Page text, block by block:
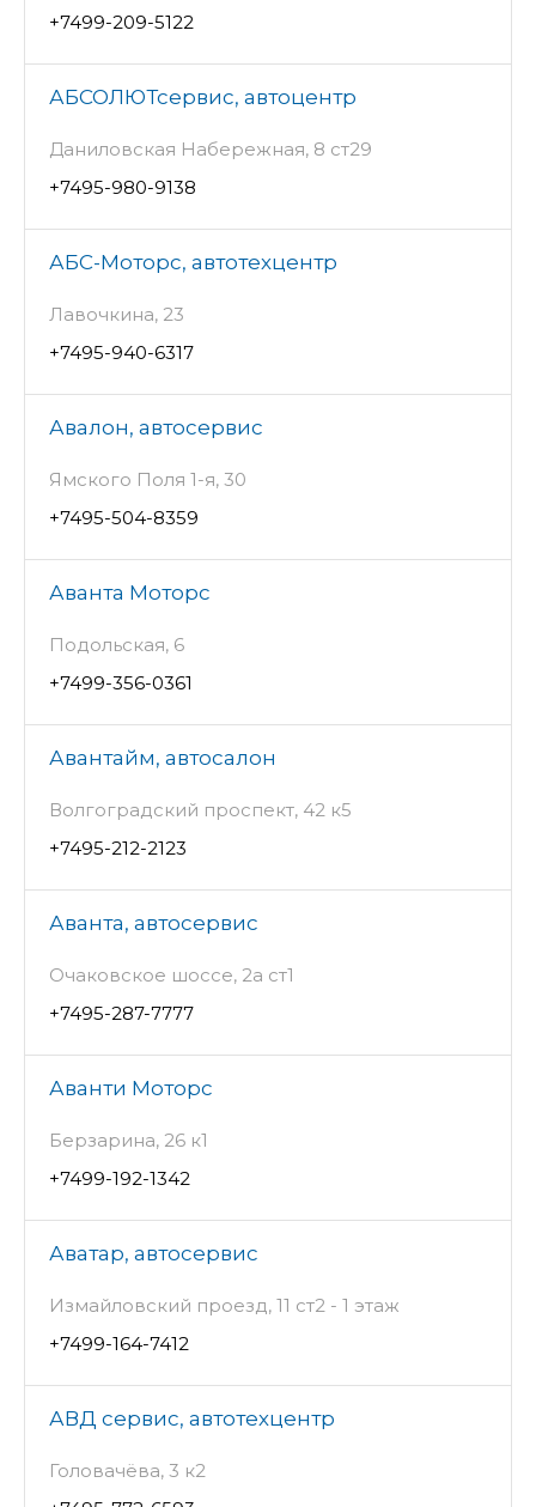
+7499-209-5122
АБСОЛЮТсервис, автоцентр
Даниловская Набережная, 8 ст29
+7495-980-9138
АБС-Моторс, автотехцентр
Лавочкина, 23
+7495-940-6317
Авалон, автосервис
Ямского Поля 1-я, 30
+7495-504-8359
Аванта Моторс
Подольская, 6
+7499-356-0361
Авантайм, автосалон
Волгоградский проспект, 42 к5
+7495-212-2123
Аванта, автосервис
Очаковское шоссе, 2а ст1
+7495-287-7777
Аванти Моторс
Берзарина, 26 к1
+7499-192-1342
Аватар, автосервис
Измайловский проезд, 11 ст2 - 1 этаж
+7499-164-7412
АВД сервис, автотехцентр
Головачёва, 3 к2